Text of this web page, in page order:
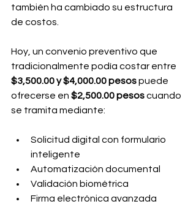
también ha cambiado su estructura
de costos.
Hoy, un convenio preventivo que
tradicionalmente podía costar entre
$3,500.00 y $4,000.00 pesos puede
ofrecerse en $2,500.00 pesos cuando
se tramita mediante:
Solicitud digital con formulario
inteligente
Automatización documental
Validación biométrica
Firma electrónica avanzada